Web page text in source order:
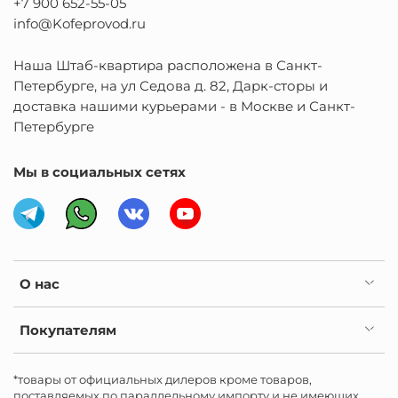
О нас
Покупателям
info@Kofeprovod.ru
Наша Штаб-квартира расположена в Санкт-
Петербурге, на ул Седова д. 82, Дарк-сторы и
доставка нашими курьерами - в Москве и Санкт-
Петербурге
Мы в социальных сетях
*товары от официальных дилеров кроме товаров,